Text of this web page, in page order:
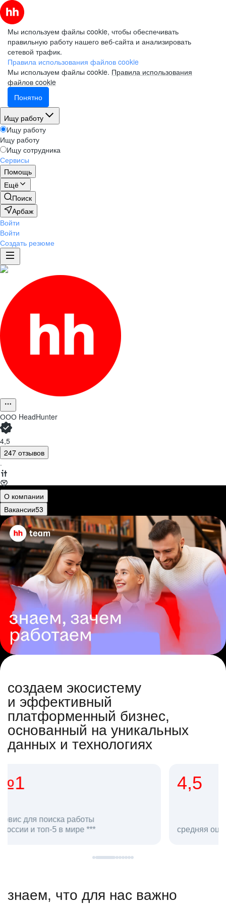
Мы используем файлы cookie, чтобы обеспечивать
правильную работу нашего веб-сайта и анализировать
сетевой трафик.
Правила использования файлов cookie
Мы используем файлы cookie. Правила использования
файлов cookie
Понятно
Ищу работу
Ищу работу
Ищу работу
Ищу сотрудника
Сервисы
Помощь
Ещё
Поиск
Арбаж
Войти
Войти
Создать резюме
ООО HeadHunter
4,5
247 отзывов
·
О компании
Вакансии53
создаем экосистему
и эффективный
платформенный бизнес,
основанный на уникальных
данных и технологиях
4,5
средняя оценка hh.ru как работодателя **
в hh.ru
знаем, что для нас важно